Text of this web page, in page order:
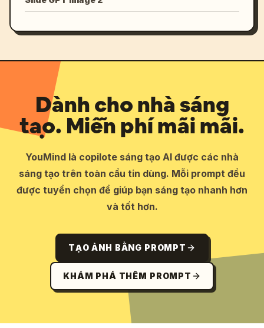
Dành cho nhà sáng
tạo. Miễn phí mãi mãi.
YouMind là copilote sáng tạo AI được các nhà
sáng tạo trên toàn cầu tin dùng. Mỗi prompt đều
được tuyển chọn để giúp bạn sáng tạo nhanh hơn
và tốt hơn.
TẠO ẢNH BẰNG PROMPT
KHÁM PHÁ THÊM PROMPT